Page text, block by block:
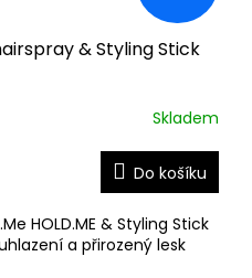
& Styling Stick
Skladem
Do košíku
HOLD.ME & Styling Stick
a přirozený lesk